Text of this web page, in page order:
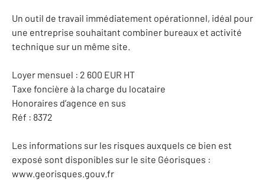
Un outil de travail immédiatement opérationnel, idéal pour
une entreprise souhaitant combiner bureaux et activité
technique sur un même site.
Loyer mensuel : 2 600 EUR HT
Taxe foncière à la charge du locataire
Honoraires d’agence en sus
Réf : 8372
Les informations sur les risques auxquels ce bien est
exposé sont disponibles sur le site Géorisques :
www.georisques.gouv.fr